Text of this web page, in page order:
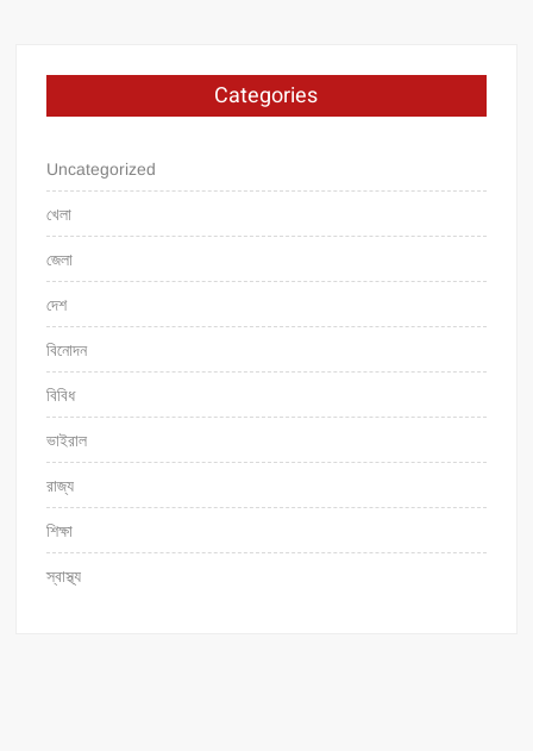
Categories
Uncategorized
খেলা
জেলা
দেশ
বিনোদন
বিবিধ
ভাইরাল
রাজ্য
শিক্ষা
স্বাস্থ্য